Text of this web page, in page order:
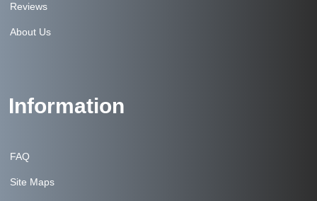
Reviews
About Us
Information
FAQ
Site Maps